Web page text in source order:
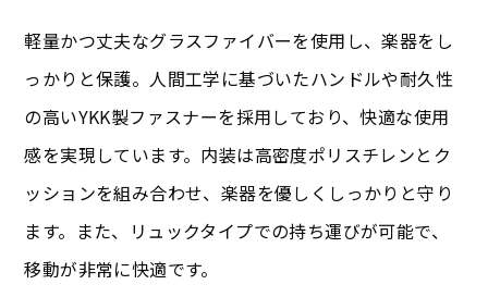
軽量かつ丈夫なグラスファイバーを使用し、楽器をし
っかりと保護。人間工学に基づいたハンドルや耐久性
の高いYKK製ファスナーを採用しており、快適な使用
感を実現しています。内装は高密度ポリスチレンとク
ッションを組み合わせ、楽器を優しくしっかりと守り
ます。また、リュックタイプでの持ち運びが可能で、
移動が非常に快適です。